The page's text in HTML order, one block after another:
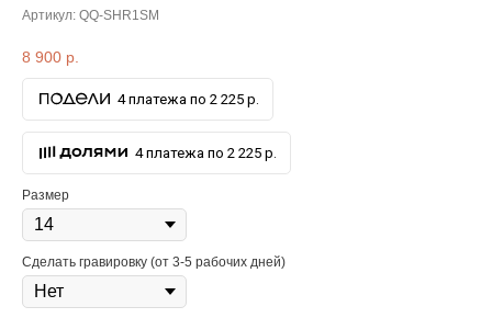
Артикул: QQ-SHR1SM
8 900 р.
4 платежа по 2 225 р.
4 платежа по 2 225 р.
Размер
Сделать гравировку (от 3-5 рабочих дней)